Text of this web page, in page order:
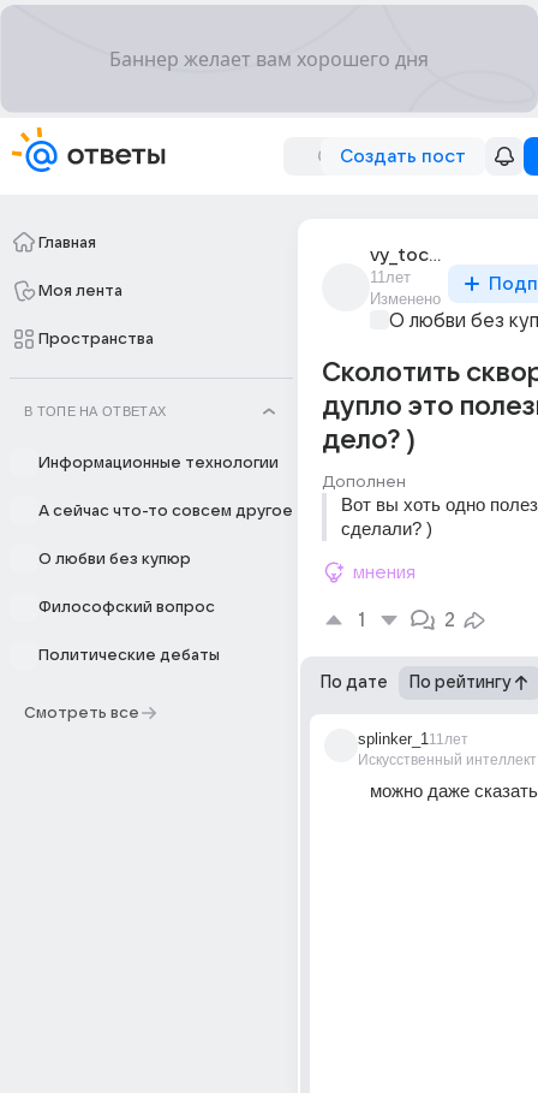
Создать пост
Главная
Моя лента
Пространства
В ТОПЕ НА ОТВЕТАХ
Информационные технологии
А сейчас что-то совсем другое
О любви без купюр
Философский вопрос
Политические дебаты
Смотреть все
vy_tochno_chudnye
11лет
Изменено
О любви без
Сколотить
дупло это
дело? )
Дополнен
Вот вы хоть одно
сделали? )
мнения
1 2
По дате По рейтингу
splinker_1
Искусственный интеллект
11лет
можно даже